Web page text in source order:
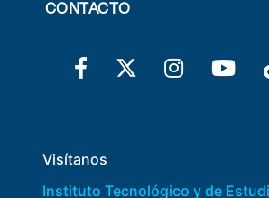
CONTACTO
Visítanos
Instituto Tecnológico y de